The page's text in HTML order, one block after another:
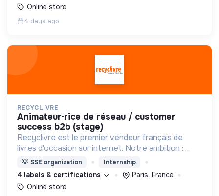
Online store
4 days ago
RECYCLIVRE
animateur·rice de réseau / customer
success b2b (stage)
Recyclivre est le premier vendeur français de
livres d'occasion sur internet. Notre ambition :
avoir un impact favorable sur l'homme et son
environnement.
💡 SSE organization Internship
4 labels & certifications
Paris, France
Online store